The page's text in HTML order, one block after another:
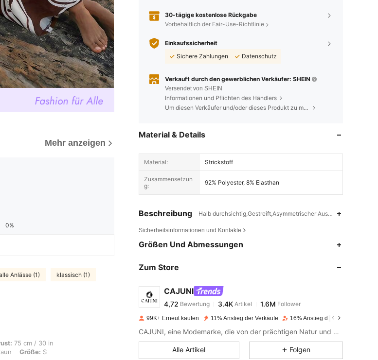
Mehr anzeigen
0%
Anlässe (1) klassisch (1)
78 cm / 31 in, Hüften: 100 cm / 39 in, Körperform: Dreieck, Farbe: Braun, Größe: S
75 cm / 30 in
Größe: S
30-tägige kostenlose Rückgabe
Vorbehaltlich der Fair-Use-Richtlinie
Einkaufssicherheit
Sichere Zahlungen
Datenschutz
Verkauft durch den gewerblichen Verkäufer: SHEIN
Versendet von SHEIN
Informationen und Pflichten des Händlers
Um diesen Verkäufer und/oder dieses Produkt zu melden
Material & Details
Material: Strickstoff
Zusammensetzun
g:
92% Polyester, 8% Elasthan
Beschreibung Halb durchsichtig,Gestreift,Asymmetrischer Ausschnitt
Sicherheitsinformationen und Kontakte
Größen Und Abmessungen
Zum Store
CAJUNI
4,72
4,72 Bewertung 3.4K
l***lbezahltVor 1 Tag
4,72
99K+ Erneut kaufen 11% Anstieg der Verkäufe 16% Anstieg der Follower
CAJUNI, eine Modemarke, die von der prächtigen Natur und dem reichen kulturellen Erbe Brasiliens inspiriert wurde.
Alle Artikel Folgen